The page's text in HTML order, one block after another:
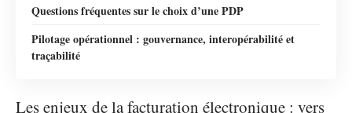
Questions fréquentes sur le choix d’une PDP
Pilotage opérationnel : gouvernance, interopérabilité et
traçabilité
Les enjeux de la facturation électronique : vers